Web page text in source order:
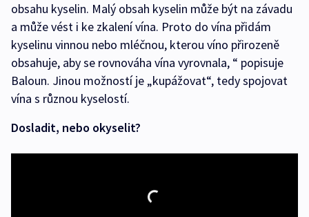
obsahu kyselin. Malý obsah kyselin může být na závadu
a může vést i ke zkalení vína. Proto do vína přidám
kyselinu vinnou nebo mléčnou, kterou víno přirozeně
obsahuje, aby se rovnováha vína vyrovnala, “ popisuje
Baloun. Jinou možností je „kupážovat“, tedy spojovat
vína s různou kyselostí.
Dosladit, nebo okyselit?